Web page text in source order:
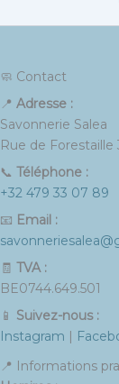
🧼 Contact
📍 Adresse :
Savonnerie Salea
Rue de Forestaille
📞 Téléphone :
+32 479 33 07 89
📧 Email :
🧾 TVA :
BE0744.649.501
📱 Suivez-nous :
Instagram |
📍 Informations